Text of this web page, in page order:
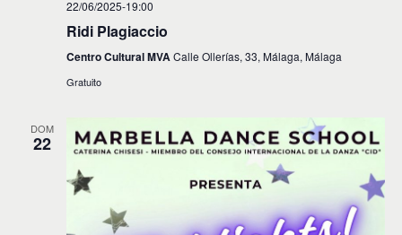
22/06/2025-19:00
Ridi Plagiaccio
Centro Cultural MVACalle Ollerías, 33, Málaga, Málaga
Gratuito
DOM
22